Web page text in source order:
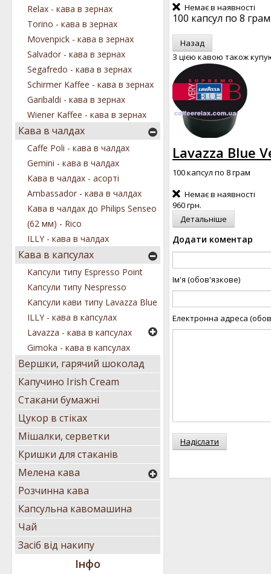
Немає в наявності
100 капсул по 8 грам
З цією кавою також
Lavazza Blue
100 капсул по 8 грам
Немає в наявності
960 грн.
Детальніше
Додати коментар
Ім'я (обов'язкове)
Електронна адреса
Надіслати
Relax - кава в зернах
Torino - кава в зернах
Movenpick - кава в зернах
Salvador - кава в зернах
Segafredo - кава в зернах
Schirmer Kaffee - кава в зернах
Garibaldi - кава в зернах
Wiener Kaffee - кава в зернах
Кава в чалдах
Caffe Poli - кава в чалдах
Gemini - кава в чалдах
Кава в чалдах - асорті
Ambassador - кава в чалдах
Кава в чалдах до Philips Senseo
(62 мм) - Rico
ILLY - кава в чалдах
Кава в капсулах
Капсули типу Espresso Point
Капсули типу Nespresso
Капсули кави типу Lavazza Blue
ILLY - кава в капсулах
Lavazza - кава в капсулах
Gimoka - кава в капсулах
Вершки, гарячий шоколад
Капучино Irish Cream
Стакани бумажні
Цукор в стіках
Мішалки, серветки
Кришки для стаканів
Мелена кава
Розчинна кава
Капсульна кавомашина
Чай
Засіб від накипу
Інфо